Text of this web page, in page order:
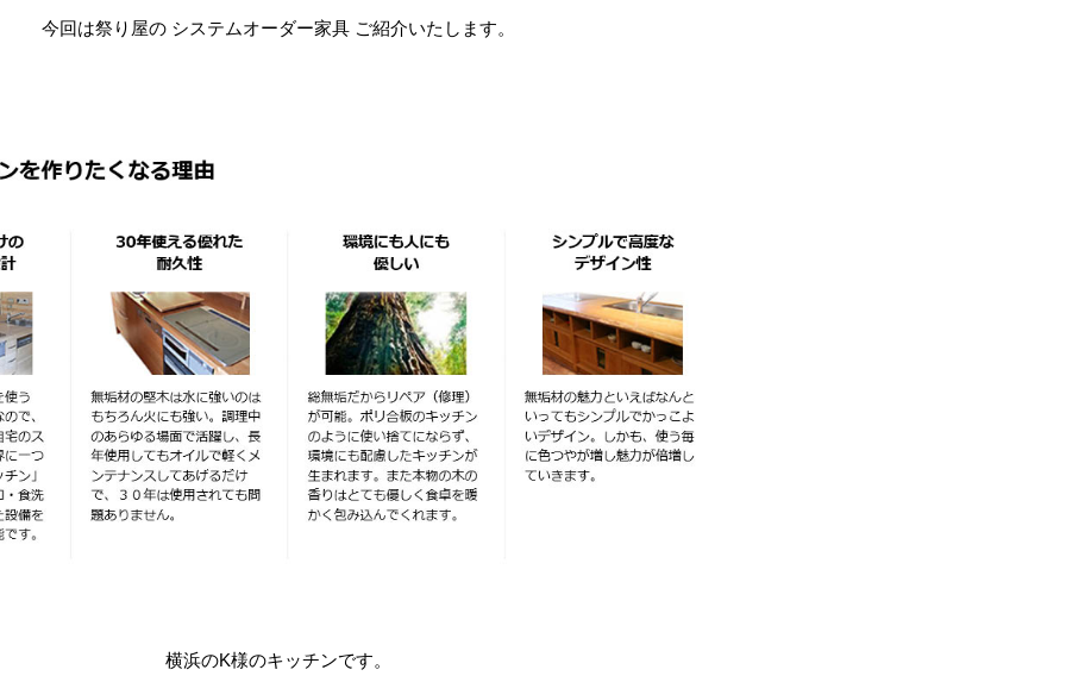
今回は祭り屋の システムオーダー家具 ご紹介いたします。
横浜のK様のキッチンです。